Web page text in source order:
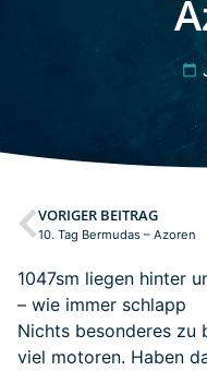
VORIGER BEITRAG
10. Tag Bermudas – Azoren
1047sm liegen hinter
– wie immer schlapp
Nichts besonderes zu
viel motoren. Haben